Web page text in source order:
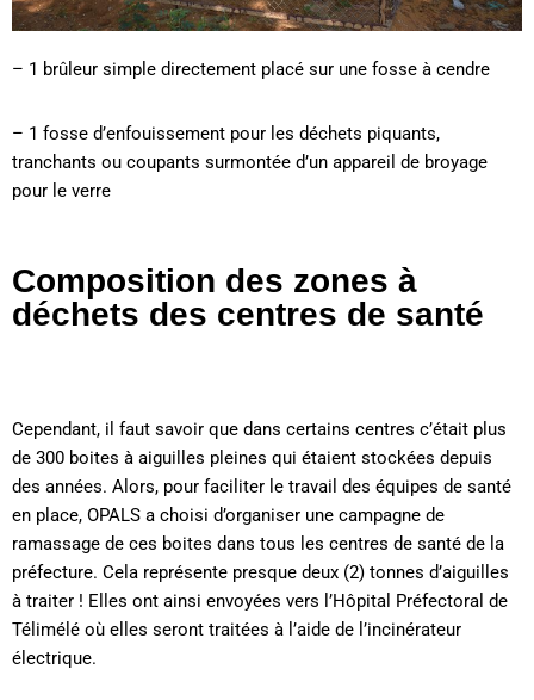
– 1 brûleur simple directement placé sur une fosse à cendre
– 1 fosse d’enfouissement pour les déchets piquants,
tranchants ou coupants surmontée d’un appareil de broyage
pour le verre
Composition des zones à
déchets des centres de santé
Cependant, il faut savoir que dans certains centres c’était plus
de 300 boites à aiguilles pleines qui étaient stockées depuis
des années. Alors, pour faciliter le travail des équipes de santé
en place, OPALS a choisi d’organiser une campagne de
ramassage de ces boites dans tous les centres de santé de la
préfecture. Cela représente presque deux (2) tonnes d’aiguilles
à traiter ! Elles ont ainsi envoyées vers l’Hôpital Préfectoral de
Télimélé où elles seront traitées à l’aide de l’incinérateur
électrique.